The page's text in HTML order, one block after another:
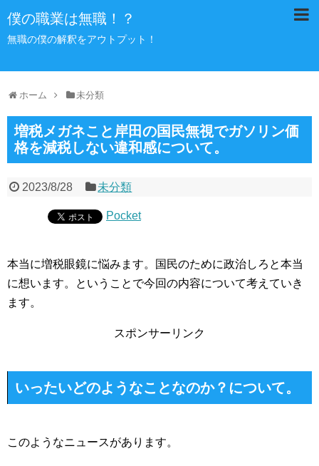
僕の職業は無職！？
無職の僕の解釈をアウトプット！
ホーム 未分類
増税メガネこと岸田の国民無視でガソリン価
格を減税しない違和感について。
2023/8/28 未分類
Pocket
本当に増税眼鏡に悩みます。国民のために政治しろと本当
に想います。ということで今回の内容について考えていき
ます。
スポンサーリンク
いったいどのようなことなのか？について。
このようなニュースがあります。